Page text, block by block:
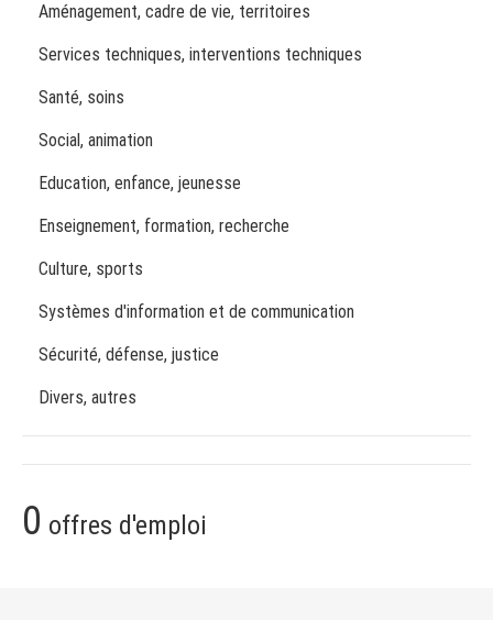
Aménagement, cadre de vie, territoires
Services techniques, interventions techniques
Santé, soins
Social, animation
Education, enfance, jeunesse
Enseignement, formation, recherche
Culture, sports
Systèmes d'information et de communication
Sécurité, défense, justice
Divers, autres
0 offres d'emploi